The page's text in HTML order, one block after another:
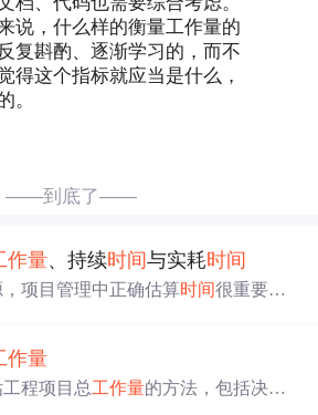
说，什么样的衡量工作量的
复斟酌、逐渐学习的，而不
得这个指标就应当是什么，
。
——到底了——
作量、持续时间与实耗时间
项目管理中正确估算时间很重要。
了8Manage PM项目管理软件在项目
作量
程项目总工作量的方法，包括决定